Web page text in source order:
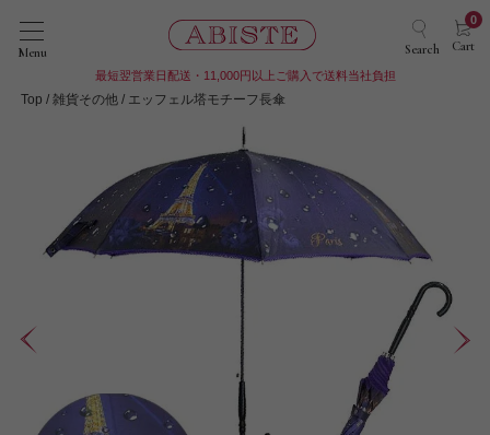
Menu Search Cart
0
最短翌営業日配送・11,000円以上ご購入で送料当社負担
Top 雑貨その他 エッフェル塔モチーフ長傘